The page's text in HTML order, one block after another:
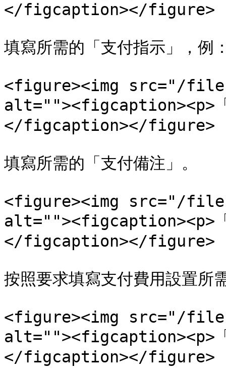
</figcaption></figure>
填寫所需的「支付指示」，例
<figure><img src="/files/
alt=""><figcaption><p>「
</figcaption></figure>
填寫所需的「支付備注」。
<figure><img src="/files/
alt=""><figcaption><p>「
</figcaption></figure>
按照要求填寫支付費用設置所
<figure><img src="/files/
alt=""><figcaption><p>「
</figcaption></figure>